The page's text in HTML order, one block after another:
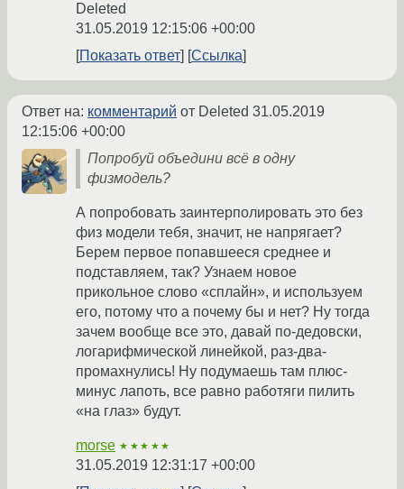
Deleted
31.05.2019 12:15:06 +00:00
Показать ответ
Ссылка
Ответ на: комментарий от Deleted 31.05.2019
12:15:06 +00:00
Попробуй объедини всё в одну
физмодель?
А попробовать заинтерполировать это без
физ модели тебя, значит, не напрягает?
Берем первое попавшееся среднее и
подставляем, так? Узнаем новое
прикольное слово «сплайн», и используем
его, потому что а почему бы и нет? Ну тогда
зачем вообще все это, давай по-дедовски,
логарифмической линейкой, раз-два-
промахнулись! Ну подумаешь там плюс-
минус лапоть, все равно работяги пилить
«на глаз» будут.
morse ★★★★★
31.05.2019 12:31:17 +00:00